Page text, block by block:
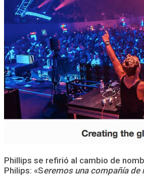
Phillips se refirió al cambio de
Philips: «Seremos una compañía